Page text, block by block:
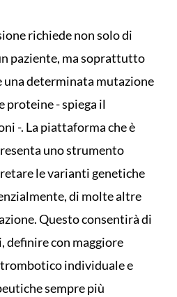
richiede non solo di
paziente, ma soprattutto
una determinata mutazione
proteine - spiega il
-. La piattaforma che è
uno strumento
le varianti genetiche
di molte altre
Questo consentirà di
definire con maggiore
individuale e
sempre più